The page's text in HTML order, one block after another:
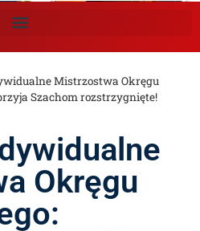
Mistrzostwa Okręgu
Szachom rozstrzygnięte!
Okręgu